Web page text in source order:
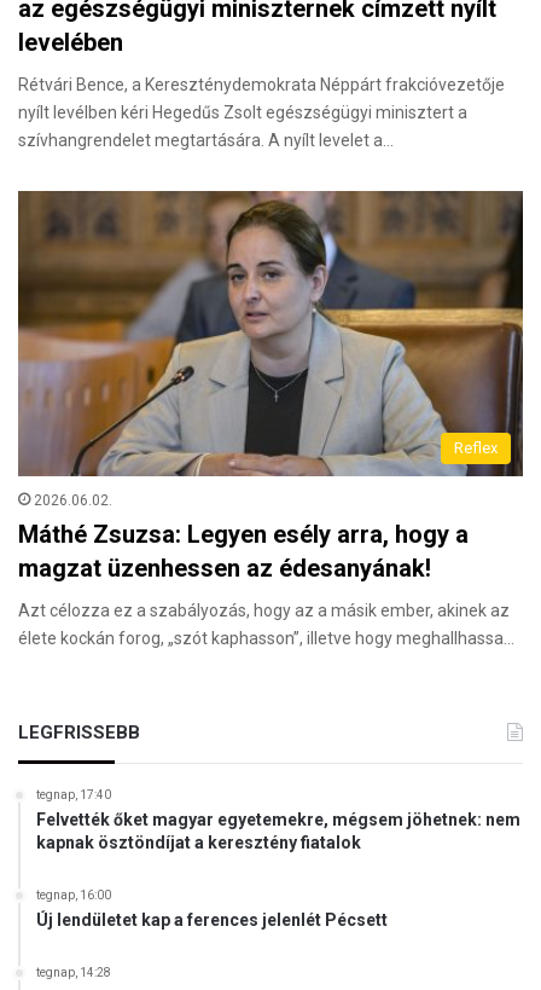
az egészségügyi miniszternek címzett nyílt
levelében
Rétvári Bence, a Kereszténydemokrata Néppárt frakcióvezetője
nyílt levélben kéri Hegedűs Zsolt egészségügyi minisztert a
szívhangrendelet megtartására. A nyílt levelet a…
Reflex
2026.06.02.
Máthé Zsuzsa: Legyen esély arra, hogy a
magzat üzenhessen az édesanyának!
Azt célozza ez a szabályozás, hogy az a másik ember, akinek az
élete kockán forog, „szót kaphasson”, illetve hogy meghallhassa…
LEGFRISSEBB
tegnap, 17:40
Felvették őket magyar egyetemekre, mégsem jöhetnek: nem
kapnak ösztöndíjat a keresztény fiatalok
tegnap, 16:00
Új lendületet kap a ferences jelenlét Pécsett
tegnap, 14:28